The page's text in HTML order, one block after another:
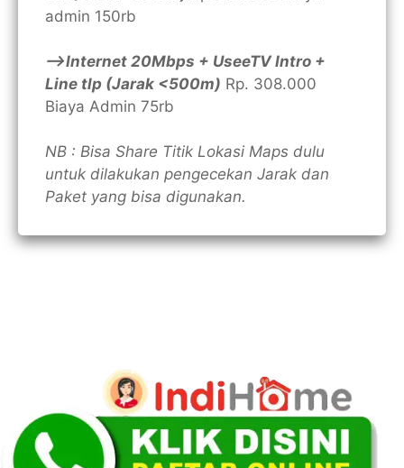
admin 150rb
—>Internet 20Mbps + UseeTV Intro +
Line tlp (Jarak <500m) Rp. 308.000
Biaya Admin 75rb
NB : Bisa Share Titik Lokasi Maps dulu
untuk dilakukan pengecekan Jarak dan
Paket yang bisa digunakan.